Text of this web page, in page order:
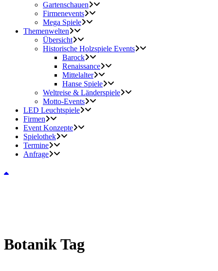
Gartenschauen
Firmenevents
Mega Spiele
Themenwelten
Übersicht
Historische Holzspiele Events
Barock
Renaissance
Mittelalter
Hanse Spiele
Weltreise & Länderspiele
Motto-Events
LED Leuchtspiele
Firmen
Event Konzepte
Spielothek
Termine
Anfrage
Botanik Tag